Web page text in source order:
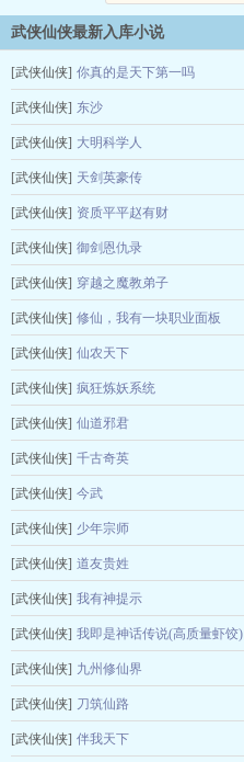
武侠仙侠最新入库小说
[武侠仙侠] 你真的是天下第一吗
[武侠仙侠] 东沙
[武侠仙侠] 大明科学人
[武侠仙侠] 天剑英豪传
[武侠仙侠] 资质平平赵有财
[武侠仙侠] 御剑恩仇录
[武侠仙侠] 穿越之魔教弟子
[武侠仙侠] 修仙，我有一块职业面板
[武侠仙侠] 仙农天下
[武侠仙侠] 疯狂炼妖系统
[武侠仙侠] 仙道邪君
[武侠仙侠] 千古奇英
[武侠仙侠] 今武
[武侠仙侠] 少年宗师
[武侠仙侠] 道友贵姓
[武侠仙侠] 我有神提示
[武侠仙侠] 我即是神话传说(高质量虾饺)
[武侠仙侠] 九州修仙界
[武侠仙侠] 刀筑仙路
[武侠仙侠] 伴我天下